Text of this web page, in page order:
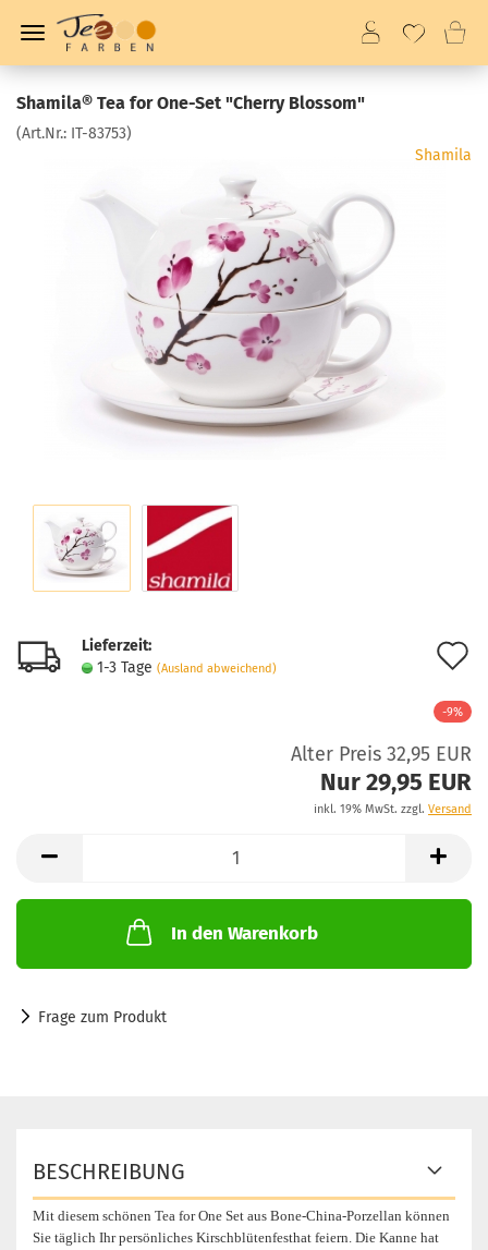
Shamila® Tea for One-Set "Cherry Blossom"
(Art.Nr.: IT-83753)
Shamila
Lieferzeit:
1-3 Tage (Ausland abweichend)
-9%
Alter Preis 32,95 EUR
Nur 29,95 EUR
inkl. 19% MwSt. zzgl. Versand
In den Warenkorb
Frage zum Produkt
BESCHREIBUNG
Mit diesem schönen Tea for One Set aus Bone-China-Porzellan können
Sie täglich Ihr persönliches Kirschblütenfesthat feiern. Die Kanne hat